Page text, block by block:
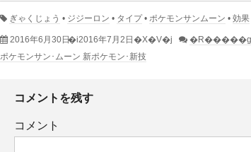
ぎゃくじょう • ジジーロン • タイプ• ポケモンサンムーン • 効果
2016年6月30日�i2016年7月2日�X�V�j
ポケモンサン･ムーン 新ポケモン･新技
コメントを残す
コメント